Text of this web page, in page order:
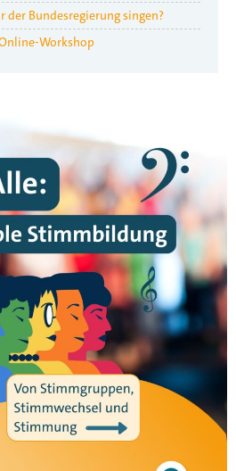
der Bundesregierung singen?
Workshop